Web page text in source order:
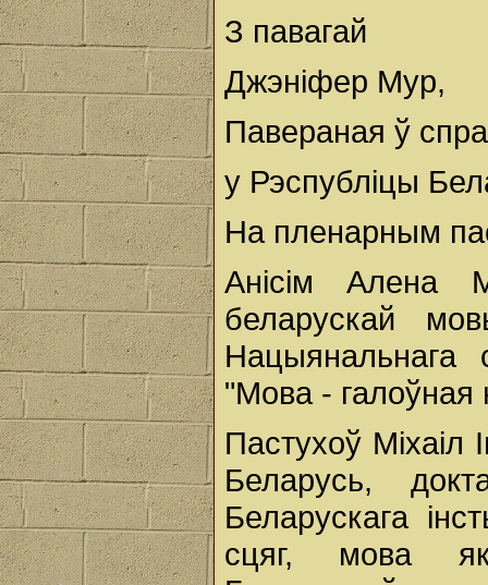
З павагай
Джэніфер Мур,
Павераная ў
у Рэспубліцы
На пленарным
Анісім Алена
беларускай
Нацыянальнага
"Мова -
Пастухоў Міхаіл
Беларусь,
Беларускага
сцяг, мова як